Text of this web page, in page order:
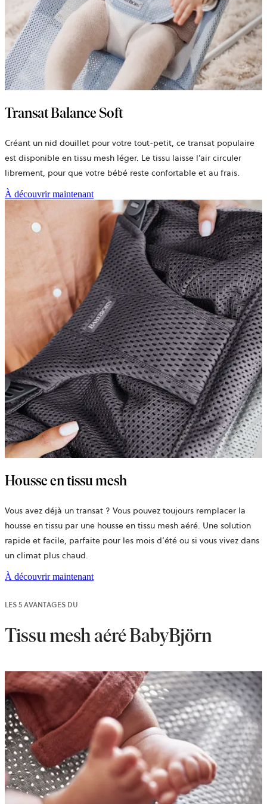
Transat Balance Soft
Créant un nid douillet pour votre tout-petit, ce transat populaire
est disponible en tissu mesh léger. Le tissu laisse l’air circuler
librement, pour que votre bébé reste confortable et au frais.
À découvrir maintenant
Housse en tissu mesh
Vous avez déjà un transat ? Vous pouvez toujours remplacer la
housse en tissu par une housse en tissu mesh aéré. Une solution
rapide et facile, parfaite pour les mois d’été ou si vous vivez dans
un climat plus chaud.
À découvrir maintenant
LES 5 AVANTAGES DU
Tissu mesh aéré BabyBjörn